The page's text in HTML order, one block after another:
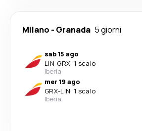
Milano - Granada 5 giorni
sab 15 ago
LIN-GRX· 1 scalo
Iberia
mer 19 ago
GRX-LIN· 1 scalo
Iberia